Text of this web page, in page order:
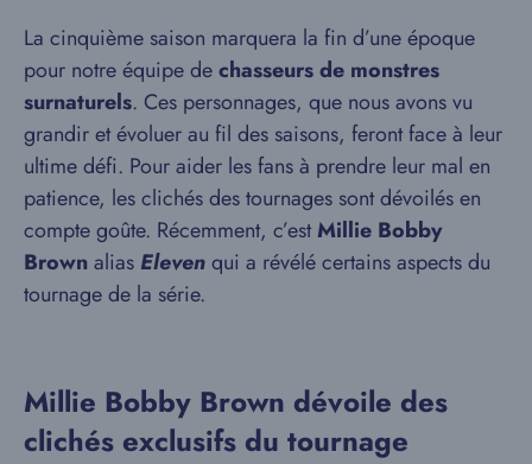
La cinquième saison marquera la fin d’une époque
pour notre équipe dechasseurs de monstres
surnaturels. Ces personnages, que nous avons vu
grandir et évoluer au fil des saisons, feront face à leur
ultime défi. Pour aider les fans à prendre leur mal en
patience, les clichés des tournages sont dévoilés en
compte goûte. Récemment, c’estMillie Bobby
Brownalias Elevenqui a révélé certains aspects du
tournage de la série.
Millie Bobby Brown dévoile des
clichés exclusifs du tournage